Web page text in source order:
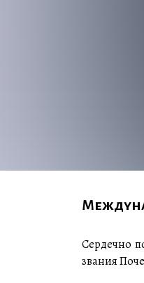
Сердечно
звания